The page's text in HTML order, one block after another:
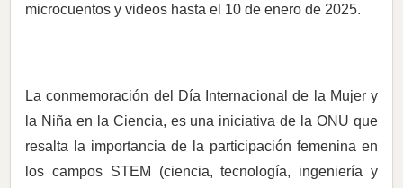
microcuentos y videos hasta el 10 de enero de 2025.
La conmemoración del Día Internacional de la Mujer y
la Niña en la Ciencia, es una iniciativa de la ONU que
resalta la importancia de la participación femenina en
los campos STEM (ciencia, tecnología, ingeniería y